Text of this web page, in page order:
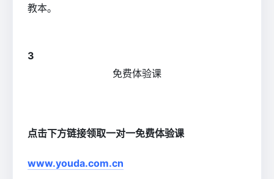
教本。
3
免费体验课
点击下方链接领取一对一免费体验课
www.youda.com.cn